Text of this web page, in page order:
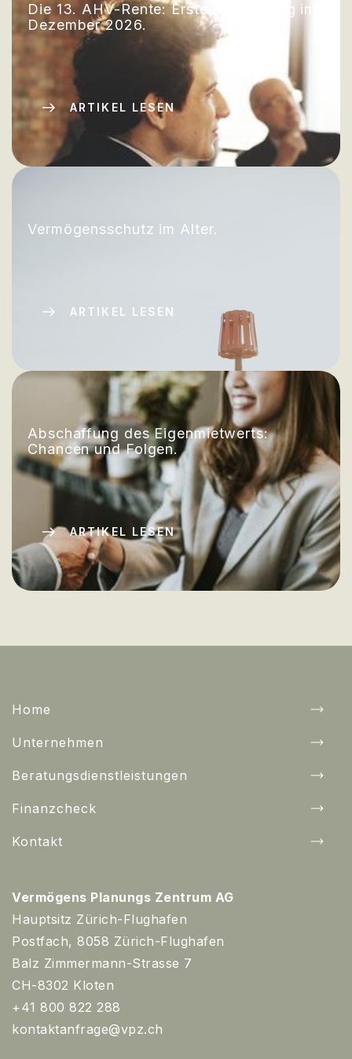
Die 13. AHV-Rente: Erste Auszahlung im
Dezember 2026.
ARTIKEL LESEN
Vermögensschutz im Alter.
ARTIKEL LESEN
Abschaffung des Eigenmietwerts:
Chancen und Folgen.
ARTIKEL LESEN
Home
Unternehmen
Beratungsdienstleistungen
Finanzcheck
Kontakt
Vermögens Planungs Zentrum AG
Hauptsitz Zürich-Flughafen
Postfach, 8058 Zürich-Flughafen
Balz Zimmermann-Strasse 7
CH-8302 Kloten
+41 800 822 288
kontaktanfrage@vpz.ch